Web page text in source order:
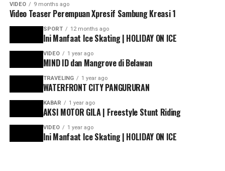
VIDEO 9 months ago
Video Teaser Perempuan Xpresif Sambung Kreasi 1
SPORT 12 months ago
Ini Manfaat Ice Skating | HOLIDAY ON ICE
VIDEO 1 year ago
MIND ID dan Mangrove di Belawan
TRAVELING 1 year ago
WATERFRONT CITY PANGURURAN
KABAR 1 year ago
AKSI MOTOR GILA | Freestyle Stunt Riding
VIDEO 1 year ago
Ini Manfaat Ice Skating | HOLIDAY ON ICE